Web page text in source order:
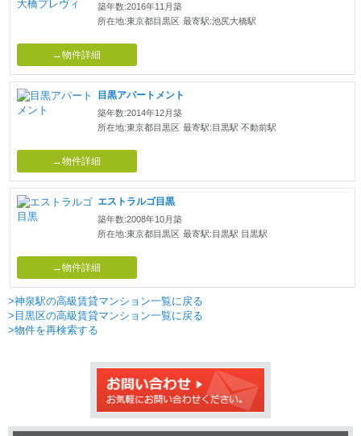
築年数:2016年11月築
所在地:東京都目黒区 最寄駅:池尻大橋駅
→物件詳細
目黒アパートメント
築年数:2014年12月築
所在地:東京都目黒区 最寄駅:目黒駅 不動前駅
→物件詳細
エストラルゴ目黒
築年数:2008年10月築
所在地:東京都目黒区 最寄駅:目黒駅 目黒駅
→物件詳細
>神泉駅の高級賃貸マンション一覧に戻る
>目黒区の高級賃貸マンション一覧に戻る
>物件を再検索する